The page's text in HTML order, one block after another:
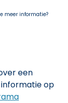
meer informatie?
een
op